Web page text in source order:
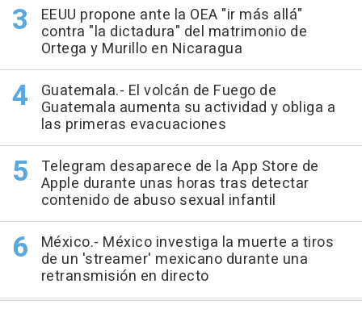
EEUU propone ante la OEA "ir más allá"
contra "la dictadura" del matrimonio de
Ortega y Murillo en Nicaragua
Guatemala.- El volcán de Fuego de
Guatemala aumenta su actividad y obliga a
las primeras evacuaciones
Telegram desaparece de la App Store de
Apple durante unas horas tras detectar
contenido de abuso sexual infantil
México.- México investiga la muerte a tiros
de un 'streamer' mexicano durante una
retransmisión en directo